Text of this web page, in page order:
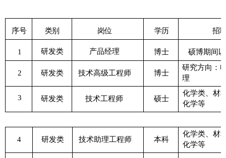
序号 类别 岗位 学历 招
1 研发类 产品经理 博士 硕博期间
2 研发类 技术高级工程师 博士
研究方向：
理
3 研发类 技术工程师 硕士
化学类、材
化学等
4 研发类 技术助理工程师 本科
化学类、材
化学等